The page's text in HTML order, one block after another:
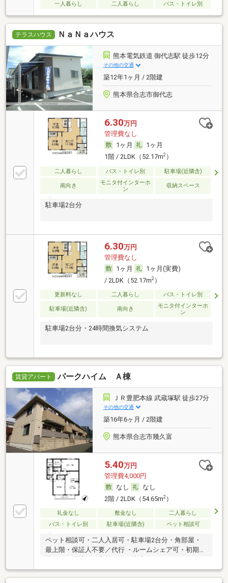
一人暮らし
二人暮らし バス・トイレ別
テラスハウス ＮａＮａハウス
熊本電気鉄道 御代志駅 徒歩12分
その他の交通
築12年1ヶ月 / 2階建
熊本県合志市御代志
6.30万円
管理費なし
1ヶ月
1ヶ月
1階 / 2LDK（52.17m2）
二人暮らし バス・トイレ別 駐車場(近隣含)
南向き
モニタ付インターホ
ン
収納スペース
駐車場2台分
6.30万円
管理費なし
1ヶ月
1ヶ月(実費)
/ 2LDK（52.17m2）
更新料なし 二人暮らし バス・トイレ別
駐車場(近隣含) 南向き
モニタ付インターホ
ン
駐車場2台分・24時間換気システム
賃貸アパート パークハイム Ａ棟
ＪＲ豊肥本線 武蔵塚駅 徒歩27分
その他の交通
築16年6ヶ月 / 2階建
熊本県合志市幾久富
5.40万円
管理費4,000円
なし
なし
2階 / 2LDK（54.65m2）
礼金なし 敷金なし
二人暮らし
バス・トイレ別
駐車場(近隣含) ペット相談可
ペット相談可・二人入居可・駐車場2台分・角部屋・
最上階・保証人不要／代行 ・ルームシェア可・初期費